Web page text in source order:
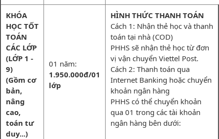
KHÓA
HỌC TỐT
TOÁN
CÁC LỚP
(LỚP 1 -
9)
(Gồm cơ
bản,
nâng
cao,
toán tư
duy...)
01 năm:
1.950.000đ/01
lớp
HÌNH THỨC THANH TOÁN
Cách 1: Nhận thẻ học và thanh
toán tại nhà (COD)
PHHS sẽ nhận thẻ học từ đơn
vị vận chuyển Viettel Post.
Cách 2: Thanh toán qua
Internet Banking hoặc chuyển
khoản ngân hàng
PHHS có thể chuyển khoản
qua 01 trong các tài khoản
ngân hàng bên dưới: